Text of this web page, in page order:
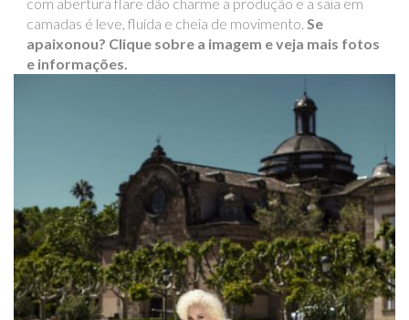
com abertura flare dão charme a produção e a saia em
camadas é leve, fluída e cheia de movimento. Se
apaixonou? Clique sobre a imagem e veja mais fotos
e informações.